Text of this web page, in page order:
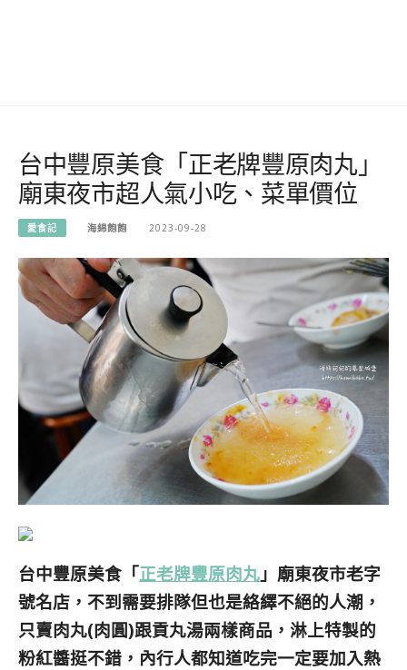
台中豐原美食「正老牌豐原肉丸」
廟東夜市超人氣小吃、菜單價位
愛食記 海綿飽飽 2023-09-28
台中豐原美食「正老牌豐原肉丸 」廟東夜市老字
號名店 ，不到需要排隊但也是絡繹不絕的人潮 ，
只賣肉丸(肉圓)跟貢丸湯兩樣商品，淋上特製的
粉紅醬挺不錯，內行人都知道吃完一定要加入熱